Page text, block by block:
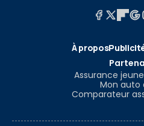
À propos
Assurance
Mon auto
Comparateur